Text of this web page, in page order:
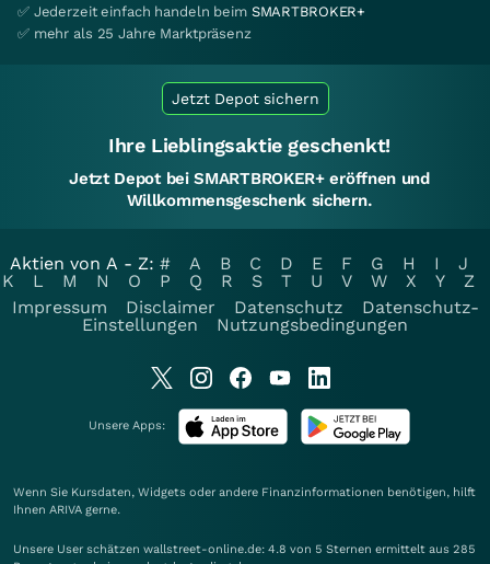
✅ Jederzeit einfach handeln beim SMARTBROKER+
✅ mehr als 25 Jahre Marktpräsenz
Jetzt Depot sichern
Ihre Lieblingsaktie geschenkt!
Jetzt Depot bei SMARTBROKER+ eröffnen und
Willkommensgeschenk sichern.
Aktien von A - Z: # A B C D E F G H I
J
K
L M N O P Q R S T U V W X Y
Z
Impressum
Disclaimer Datenschutz
Datenschutz-
Einstellungen
Nutzungsbedingungen
Unsere Apps:
Wenn Sie Kursdaten, Widgets oder andere Finanzinformationen benötigen, hilft
Ihnen ARIVA gerne.
Unsere User schätzen wallstreet-online.de: 4.8 von 5 Sternen ermittelt aus 285